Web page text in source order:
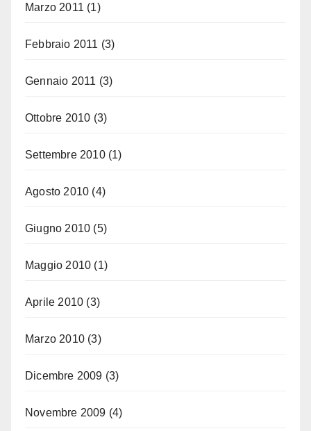
Marzo 2011 (1)
Febbraio 2011 (3)
Gennaio 2011 (3)
Ottobre 2010 (3)
Settembre 2010(1)
Agosto 2010 (4)
Giugno 2010 (5)
Maggio 2010 (1)
Aprile 2010 (3)
Marzo 2010 (3)
Dicembre 2009 (3)
Novembre 2009 (4)